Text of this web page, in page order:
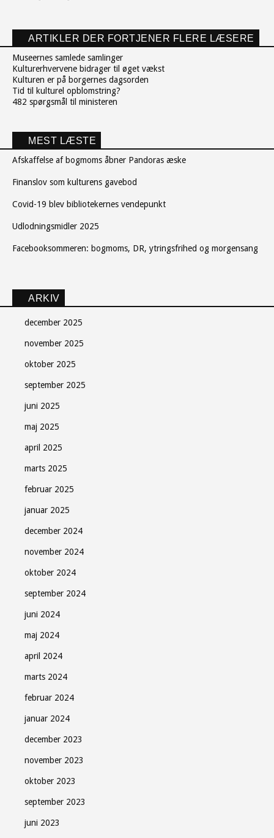
ARTIKLER DER FORTJENER FLERE LÆSERE
Museernes samlede samlinger
Kulturerhvervene bidrager til øget vækst
Kulturen er på borgernes dagsorden
Tid til kulturel opblomstring?
482 spørgsmål til ministeren
MEST LÆSTE
Afskaffelse af bogmoms åbner Pandoras æske
Finanslov som kulturens gavebod
Covid-19 blev bibliotekernes vendepunkt
Udlodningsmidler 2025
Facebooksommeren: bogmoms, DR, ytringsfrihed og morgensang
ARKIV
december 2025
november 2025
oktober 2025
september 2025
juni 2025
maj 2025
april 2025
marts 2025
februar 2025
januar 2025
december 2024
november 2024
oktober 2024
september 2024
juni 2024
maj 2024
april 2024
marts 2024
februar 2024
januar 2024
december 2023
november 2023
oktober 2023
september 2023
juni 2023